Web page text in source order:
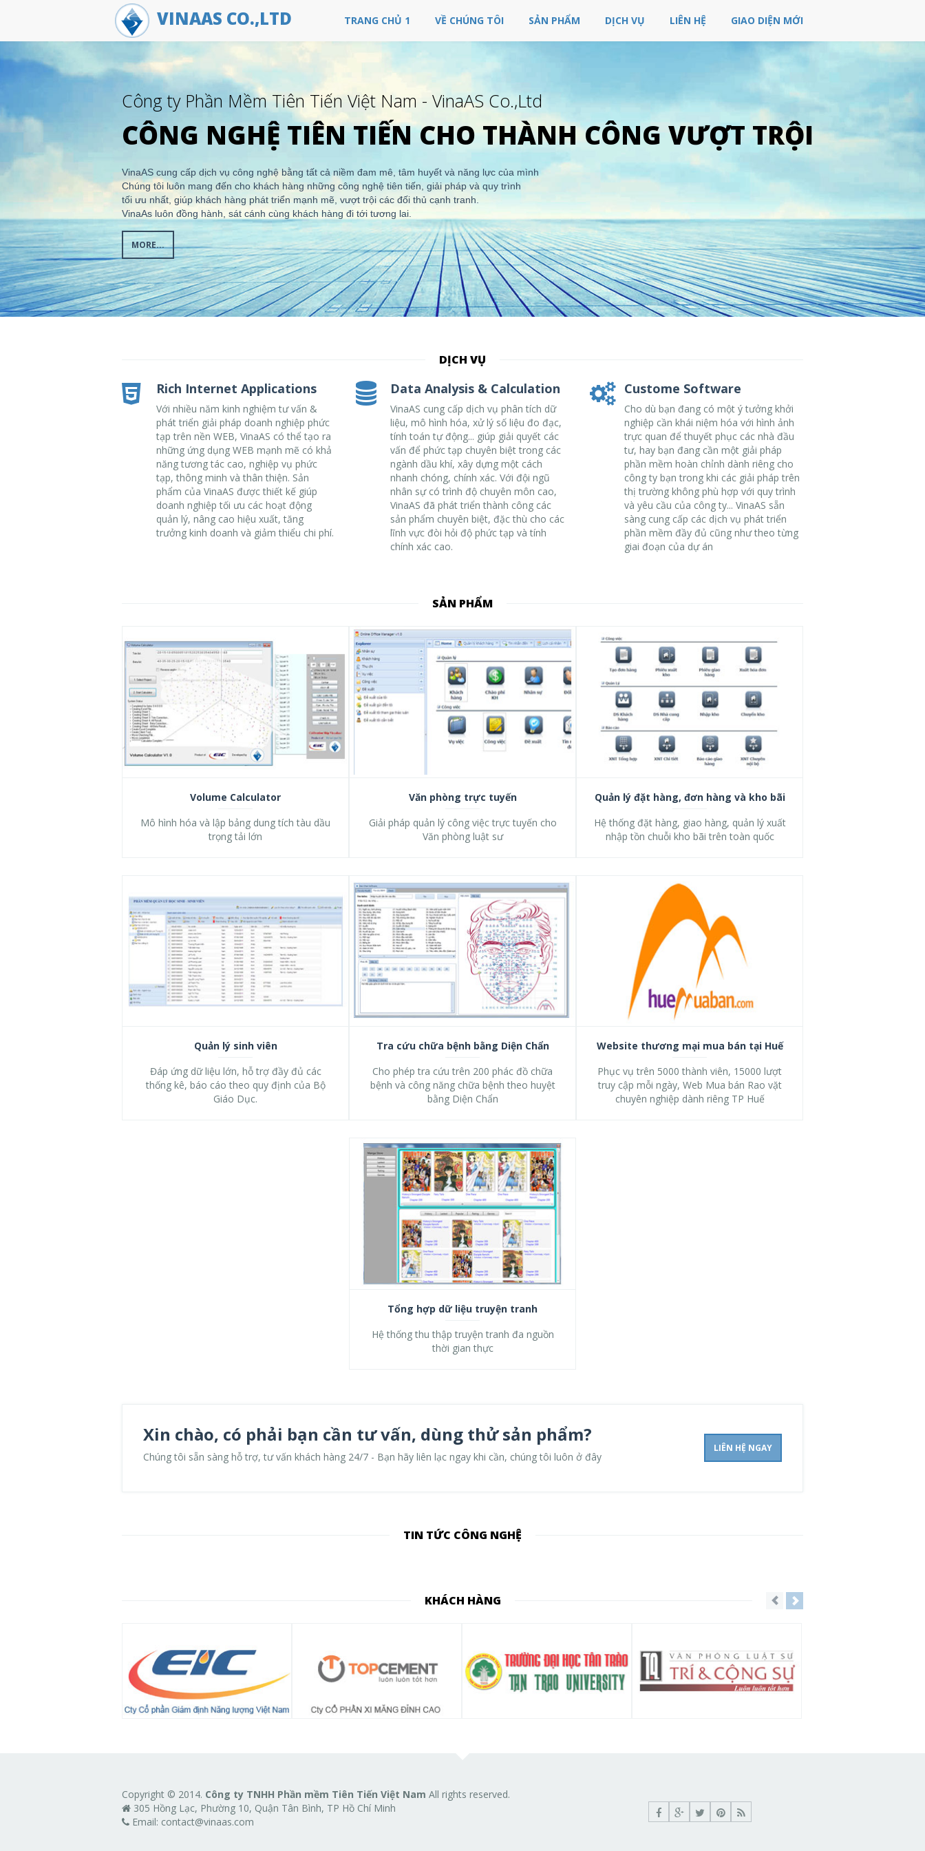
VINAAS CO.,LTD TRANG CHỦ 1 VỀ CHÚNG TÔI SẢN PHẨM DỊCH VỤ LIÊN HỆ GIAO DIỆN MỚI
Công ty Phần Mềm Tiên Tiến Việt Nam - VinaAS Co.,Ltd
CÔNG NGHỆ TIÊN TIẾN CHO THÀNH CÔNG VƯỢT TRỘI
VinaAS cung cấp dịch vụ công nghệ bằng tất cả niềm đam mê, tâm huyết và năng lực của mình
Chúng tôi luôn mang đến cho khách hàng những công nghệ tiên tiến, giải pháp và quy trình
tối ưu nhất, giúp khách hàng phát triển mạnh mẽ, vượt trội các đối thủ cạnh tranh.
VinaAs luôn đồng hành, sát cánh cùng khách hàng đi tới tương lai.
MORE...
DỊCH VỤ
Rich Internet Applications
Với nhiều năm kinh nghiệm tư vấn &
phát triển giải pháp doanh nghiệp phức
tạp trên nền WEB, VinaAS có thể tạo ra
những ứng dụng WEB mạnh mẽ có khả
năng tương tác cao, nghiệp vụ phức
tạp, thông minh và thân thiện. Sản
phẩm của VinaAS được thiết kế giúp
doanh nghiệp tối ưu các hoạt động
quản lý, nâng cao hiệu xuất, tăng
trưởng kinh doanh và giảm thiểu chi phí.
Data Analysis & Calculation
VinaAS cung cấp dịch vụ phân tích dữ
liệu, mô hình hóa, xử lý số liệu đo đạc,
tính toán tự động... giúp giải quyết các
vấn để phức tạp chuyên biệt trong các
ngành dầu khí, xây dựng một cách
nhanh chóng, chính xác. Với đội ngũ
nhân sự có trình độ chuyên môn cao,
VinaAS đã phát triển thành công các
sản phẩm chuyên biệt, đặc thù cho các
lĩnh vực đòi hỏi độ phức tạp và tính
chính xác cao.
Custome Software
Cho dù bạn đang có một ý tưởng khởi
nghiệp cần khái niệm hóa với hình ảnh
trực quan để thuyết phục các nhà đầu
tư, hay bạn đang cần một giải pháp
phần mềm hoàn chỉnh dành riêng cho
công ty bạn trong khi các giải pháp trên
thị trường không phù hợp với quy trình
và yêu cầu của công ty... VinaAS sẵn
sàng cung cấp các dịch vụ phát triển
phần mềm đầy đủ cũng như theo từng
giai đoạn của dự án
SẢN PHẨM
Volume Calculator
Mô hình hóa và lập bảng dung tích tàu dầu
trọng tải lớn
Văn phòng trực tuyến
Giải pháp quản lý công việc trực tuyến cho
Văn phòng luật sư
Quản lý đặt hàng, đơn hàng và kho bãi
Hệ thống đặt hàng, giao hàng, quản lý xuất
nhập tồn chuỗi kho bãi trên toàn quốc
Quản lý sinh viên
Đáp ứng dữ liệu lớn, hỗ trợ đầy đủ các
thống kê, báo cáo theo quy định của Bộ
Giáo Dục.
Tra cứu chữa bệnh bằng Diện Chẩn
Cho phép tra cứu trên 200 phác đồ chữa
bệnh và công năng chữa bệnh theo huyệt
bằng Diện Chẩn
Website thương mại mua bán tại Huế
Phục vụ trên 5000 thành viên, 15000 lượt
truy cập mỗi ngày, Web Mua bán Rao vặt
chuyên nghiệp dành riêng TP Huế
Tổng hợp dữ liệu truyện tranh
Hệ thống thu thập truyện tranh đa nguồn
thời gian thực
Xin chào, có phải bạn cần tư vấn, dùng thử sản phẩm?
Chúng tôi sẵn sàng hỗ trợ, tư vấn khách hàng 24/7 - Bạn hãy liên lạc ngay khi cần, chúng tôi luôn ở đây
LIÊN HỆ NGAY
TIN TỨC CÔNG NGHỆ
KHÁCH HÀNG
Copyright © 2014. Công ty TNHH Phần mềm Tiên Tiến Việt Nam All rights reserved.
305 Hồng Lạc, Phường 10, Quận Tân Bình, TP Hồ Chí Minh
Email: contact@vinaas.com